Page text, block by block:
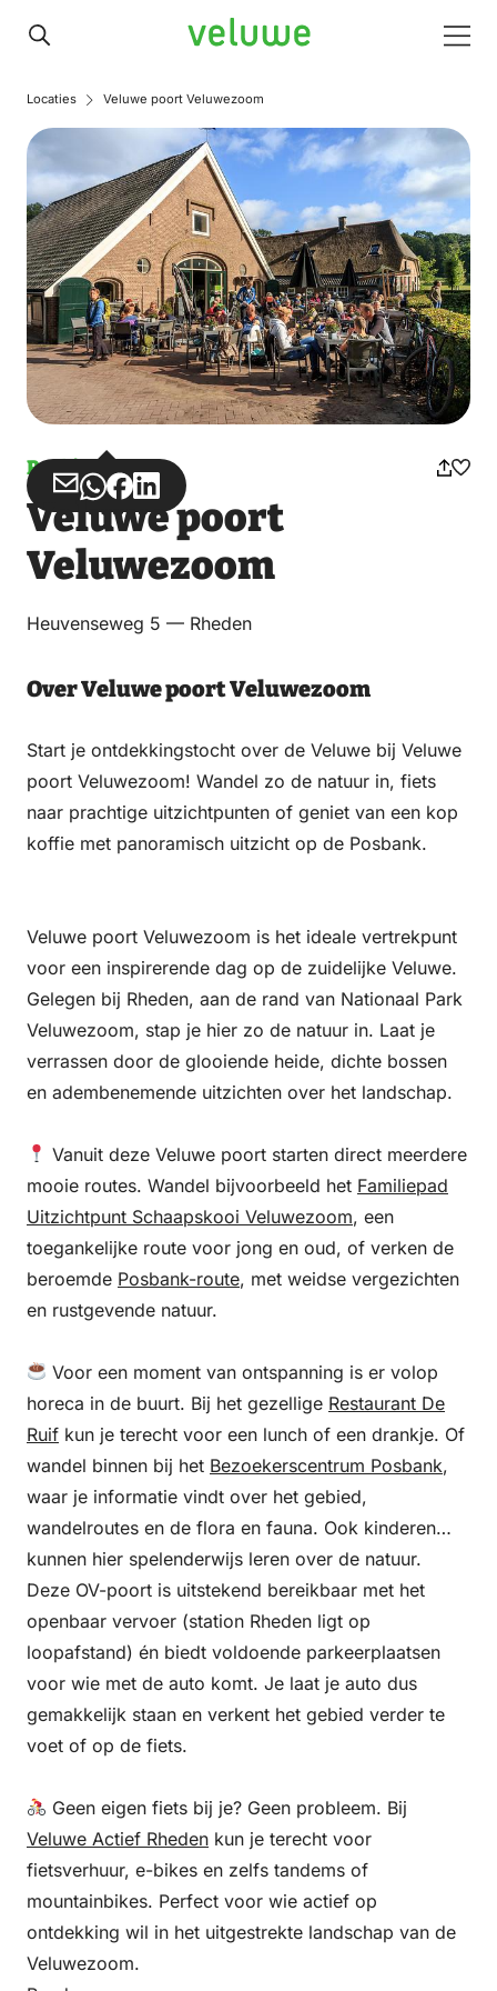
Veluwe
Locaties Veluwe poort Veluwezoom
Parking
Share
via
Email
Share
via
WhatsApp
Share
on
Share
on
Veluwe poort
Veluwezoom
Heuvenseweg 5 — Rheden
Over Veluwe poort Veluwezoom
Start je ontdekkingstocht over de Veluwe bij Veluwe
poort Veluwezoom! Wandel zo de natuur in, fiets
naar prachtige uitzichtpunten of geniet van een kop
koffie met panoramisch uitzicht op de Posbank.
Veluwe poort Veluwezoom is het ideale vertrekpunt
voor een inspirerende dag op de zuidelijke Veluwe.
Gelegen bij Rheden, aan de rand van Nationaal Park
Veluwezoom, stap je hier zo de natuur in. Laat je
verrassen door de glooiende heide, dichte bossen
en adembenemende uitzichten over het landschap.
Vanuit deze Veluwe poort starten direct meerdere
mooie routes. Wandel bijvoorbeeld het Familiepad
Uitzichtpunt Schaapskooi Veluwezoom, een
toegankelijke route voor jong en oud, of verken de
beroemde Posbank-route, met weidse vergezichten
en rustgevende natuur.
Voor een moment van ontspanning is er volop
horeca in de buurt. Bij het gezellige Restaurant De
Ruif kun je terecht voor een lunch of een drankje. Of
wandel binnen bij het Bezoekerscentrum Posbank,
waar je informatie vindt over het gebied,
wandelroutes en de flora en fauna. Ook kinderen
kunnen hier spelenderwijs leren over de natuur.
Deze OV-poort is uitstekend bereikbaar met het
openbaar vervoer (station Rheden ligt op
loopafstand) én biedt voldoende parkeerplaatsen
voor wie met de auto komt. Je laat je auto dus
gemakkelijk staan en verkent het gebied verder te
voet of op de fiets.
Geen eigen fiets bij je? Geen probleem. Bij
Veluwe Actief Rheden kun je terecht voor
fietsverhuur, e-bikes en zelfs tandems of
mountainbikes. Perfect voor wie actief op
ontdekking wil in het uitgestrekte landschap van de
Veluwezoom.